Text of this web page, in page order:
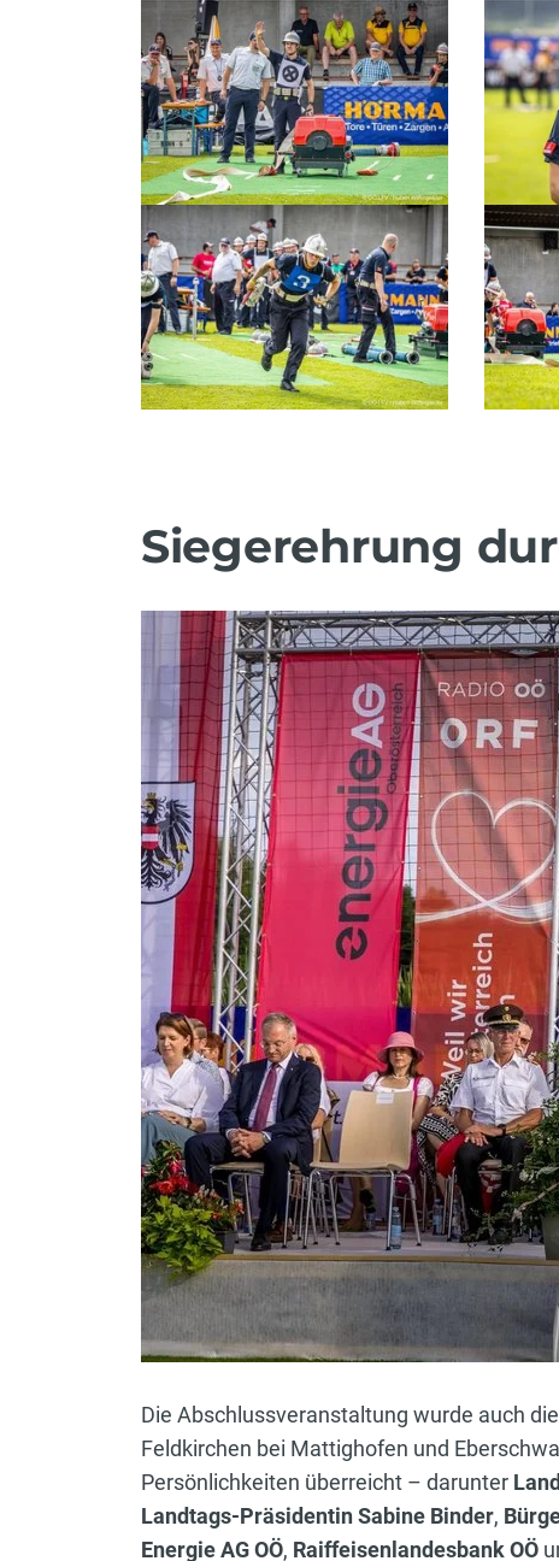
Siegerehrung
Die Abschlussveranstaltung wurde auch
Feldkirchen bei Mattighofen und
Persönlichkeiten überreicht – darunter
Landtags-Präsidentin Sabine Binder,
Energie AG OÖ, Raiffeisenlandesbank OÖ